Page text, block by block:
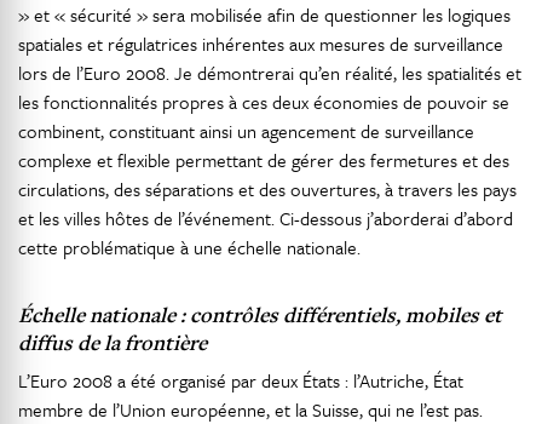
» et « sécurité » sera mobilisée afin de questionner les logiques
spatiales et régulatrices inhérentes aux mesures de surveillance
lors de l’Euro 2008. Je démontrerai qu’en réalité, les spatialités et
les fonctionnalités propres à ces deux économies de pouvoir se
combinent, constituant ainsi un agencement de surveillance
complexe et flexible permettant de gérer des fermetures et des
circulations, des séparations et des ouvertures, à travers les pays
et les villes hôtes de l’événement. Ci-dessous j’aborderai d’abord
cette problématique à une échelle nationale.
Échelle nationale : contrôles différentiels, mobiles et
diffus de la frontière
L’Euro 2008 a été organisé par deux États : l’Autriche, État
membre de l’Union européenne, et la Suisse, qui ne l’est pas.